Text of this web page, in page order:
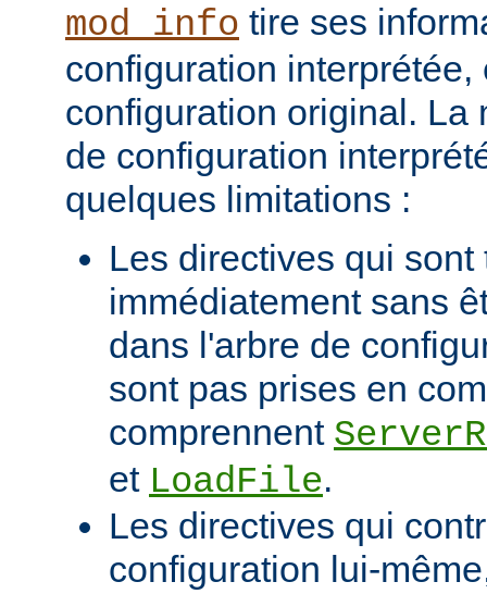
mod_info tire ses
configuration
configuration original. La
de configuration
quelques limitations :
Les directives qui sont
immédiatement sans
dans l'arbre de
sont pas prises en
comprennent
et LoadFile.
Les directives qui
configuration lui-